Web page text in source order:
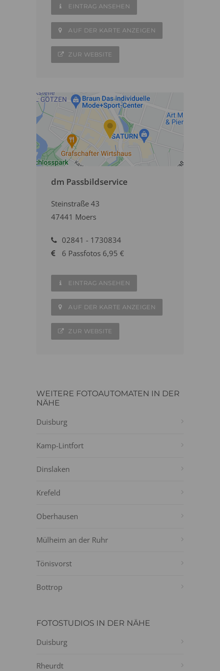
EINTRAG ANSEHEN
AUF DER KARTE ANZEIGEN
ZUR WEBSITE
dm Passbildservice
Steinstraße 43
47441 Moers
02841 - 1730834
6 Passfotos 6,95 €
EINTRAG ANSEHEN
AUF DER KARTE ANZEIGEN
ZUR WEBSITE
WEITERE FOTOAUTOMATEN IN DER
NÄHE
Duisburg
Kamp-Lintfort
Dinslaken
Krefeld
Oberhausen
Mülheim an der Ruhr
Tönisvorst
Bottrop
FOTOSTUDIOS IN DER NÄHE
Duisburg
Rheurdt